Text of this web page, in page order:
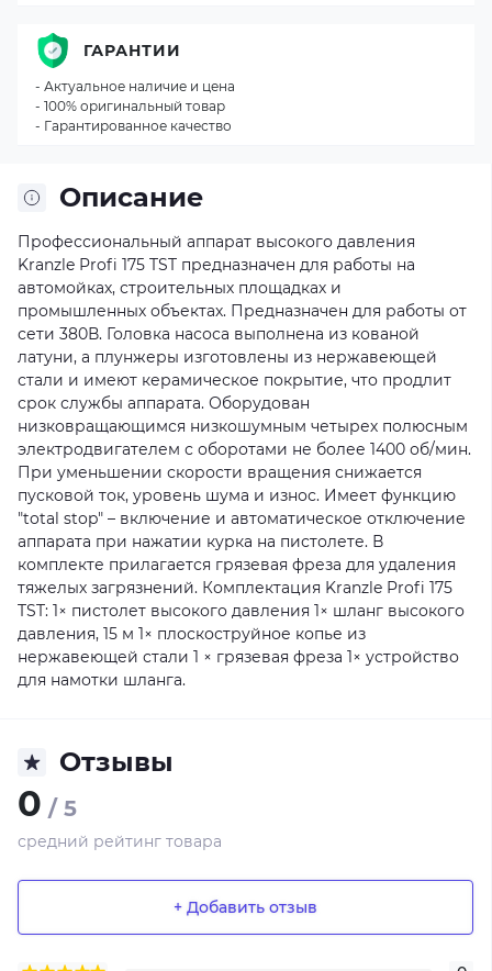
Описание
Профессиональный аппарат высокого давления
Kranzle Profi 175 TST предназначен для работы на
автомойках, строительных площадках и
промышленных объектах. Предназначен для работы от
сети 380В. Головка насоса выполнена из кованой
латуни, а плунжеры изготовлены из нержавеющей
стали и имеют керамическое покрытие, что продлит
срок службы аппарата. Оборудован
низковращающимся низкошумным четырех полюсным
электродвигателем с оборотами не более 1400 об/мин.
При уменьшении скорости вращения снижается
пусковой ток, уровень шума и износ. Имеет функцию
"total stop" – включение и автоматическое отключение
аппарата при нажатии курка на пистолете. В
комплекте прилагается грязевая фреза для удаления
тяжелых загрязнений. Комплектация Kranzle Profi 175
TST: 1× пистолет высокого давления 1× шланг высокого
давления, 15 м 1× плоскоструйное копье из
нержавеющей стали 1 × грязевая фреза 1× устройство
для намотки шланга.
Отзывы
0 / 5
средний рейтинг товара
+ Добавить отзыв
ГАРАНТИИ
- Актуальное наличие и цена
- 100% оригинальный товар
- Гарантированное качество